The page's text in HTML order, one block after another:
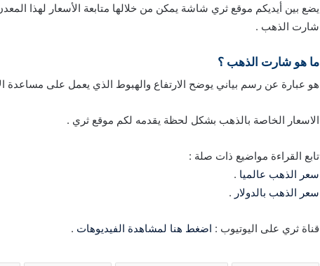
يضع بين أيديكم موقع ثري شاشة يمكن من خلالها متابعة الأسعار لهذا
شارت الذهب .
ما هو شارت الذهب ؟
هو عبارة عن رسم بياني يوضح الارتفاع والهبوط الذي يعمل على مساعدة
الاسعار الخاصة بالذهب بشكل لحظة يقدمه لكم موقع ثري .
تابع القراءة مواضيع ذات صلة :
سعر الذهب عالميا .
سعر الذهب بالدولار .
قناة ثري على اليوتيوب : اضغط هنا لمشاهدة الفيديوهات .